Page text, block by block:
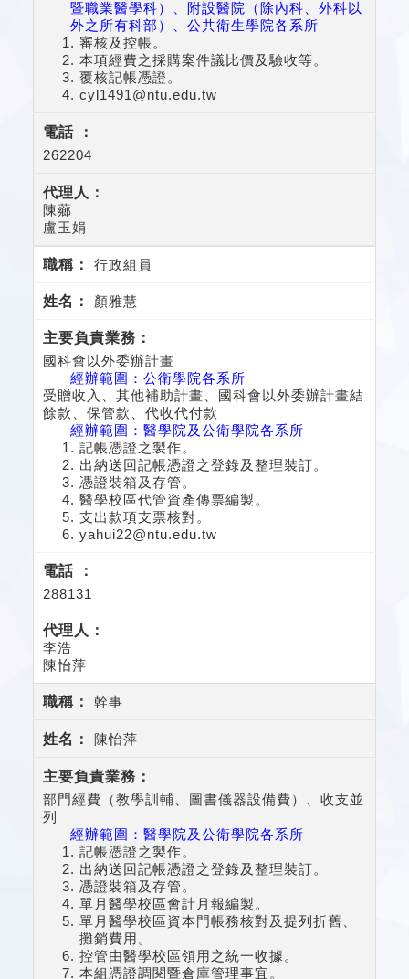
暨職業醫學科）、附設醫院（除內科、外科以
外之所有科部）、公共衛生學院各系所
審核及控帳。
本項經費之採購案件議比價及驗收等。
覆核記帳憑證。
cyl1491@ntu.edu.tw
262204
陳薌
盧玉娟
行政組員
顏雅慧
國科會以外委辦計畫
經辦範圍：公衛學院各系所
受贈收入、其他補助計畫、國科會以外委辦計畫結
餘款、保管款、代收代付款
經辦範圍：醫學院及公衛學院各系所
記帳憑證之製作。
出納送回記帳憑證之登錄及整理裝訂。
憑證裝箱及存管。
醫學校區代管資產傳票編製。
支出款項支票核對。
yahui22@ntu.edu.tw
288131
李浩
陳怡萍
幹事
陳怡萍
部門經費（教學訓輔、圖書儀器設備費）、收支並
列
經辦範圍：醫學院及公衛學院各系所
記帳憑證之製作。
出納送回記帳憑證之登錄及整理裝訂。
憑證裝箱及存管。
單月醫學校區會計月報編製。
單月醫學校區資本門帳務核對及提列折舊、
攤銷費用。
控管由醫學校區領用之統一收據。
本組憑證調閱暨倉庫管理事宜。